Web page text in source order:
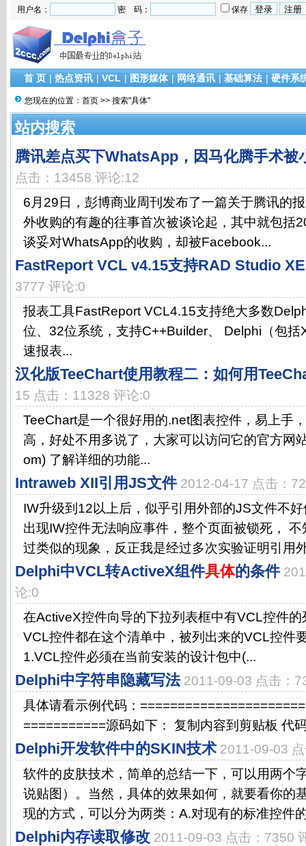
用户名： 密 码： 保存
首 页 | 热点资讯 | VCL | 图形媒体 | 网络通讯 | 基础算法 | 硬件系
您现在的位置： 首页 >> 搜索"具体"
站内搜索
腾讯差点买下WhatsApp，因马化腾手术被
点击：13458 评论:12
6月29日，彭博商业周刊发布了一篇关于腾讯的
外收购的有趣的往事首次被谈论起，其中就包括
谈妥对WhatsApp的收购，却被Facebook...
FastReport VCL v4.15支持RAD Studio
3777 评论:0
报表工具FastReport VCL4.15支持绝大多数
位、32位系统，支持C++Builder、 Delphi（包括
速报表...
汉化版TeeChart使用教程二：如何用
15 点击：11328 评论:0
TeeChart是一个很好用的.net图表控件，易上手
高，好处不用多说了，大家可以访问它的官方网
om) 了解详细的功能...
Intraweb XII引用JS文件 2012-04-17 点击：
IW升级到12以上后，似乎引用外部的JS文件不
出现IW控件无法响应事件，整个页面被锁死，
过类似的现象，反正我是经过多次实验证明引用
Delphi中VCL转ActiveX组件具体的条件
论:0
在ActiveX控件向导的下拉列表框中有VCL控件
VCL控件都在这个清单中，被列出来的VCL控件
1.VCL控件必须在当前安装的设计包中(...
Delphi中字符串隐藏写法 2011-09-03 点击：
具体请看示例代码：
===========源码如下： 复制内容到剪贴板 代
Delphi开发软件中的SKIN技术 2011-09-03
软件的皮肤技术，简单的总结一下，可以用两个
说贴图）。当然，具体的效果如何，就要看你的
现的方式，可以分为两类：A.对现有的标准控件
Delphi内存读取修改 2011-09-03 点击：7350